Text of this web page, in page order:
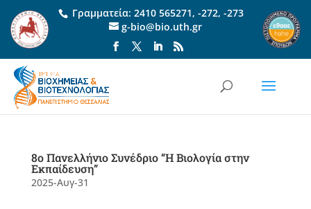
Γραμματεία: 2410 565271, -272, -273
g-bio@bio.uth.gr
8ο Πανελλήνιο Συνέδριο “Η Βιολογία στην
Εκπαίδευση”
2025-Αυγ-31